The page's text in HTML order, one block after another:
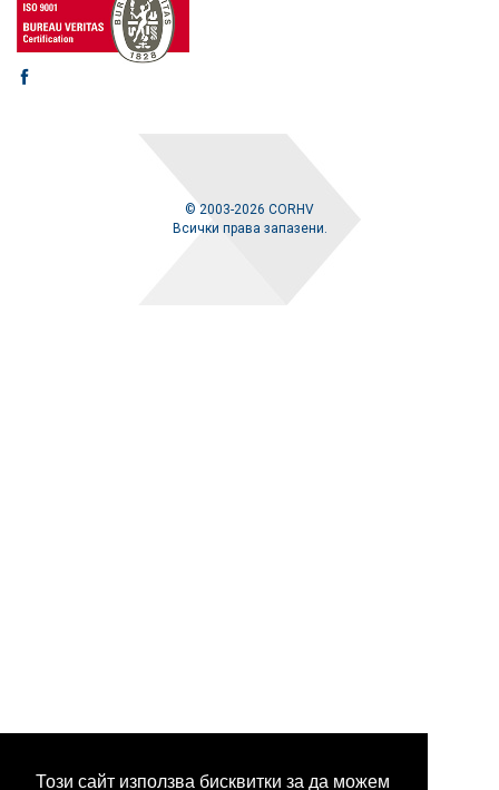
Този сайт използва бисквитки за да можем
© 2003-2026 CORHV
Всички права запазени.